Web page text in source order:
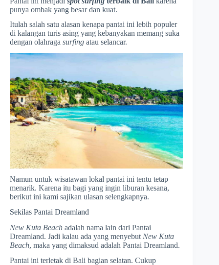
punya ombak yang besar dan kuat.
Itulah salah satu alasan kenapa pantai ini lebih populer
di kalangan turis asing yang kebanyakan memang suka
dengan olahraga surfing atau selancar.
Namun untuk wisatawan lokal pantai ini tentu tetap
menarik. Karena itu bagi yang ingin liburan kesana,
berikut ini kami sajikan ulasan selengkapnya.
Sekilas Pantai Dreamland
New Kuta Beach adalah nama lain dari Pantai
Dreamland. Jadi kalau ada yang menyebut New Kuta
Beach, maka yang dimaksud adalah Pantai Dreamland.
Pantai ini terletak di Bali bagian selatan. Cukup